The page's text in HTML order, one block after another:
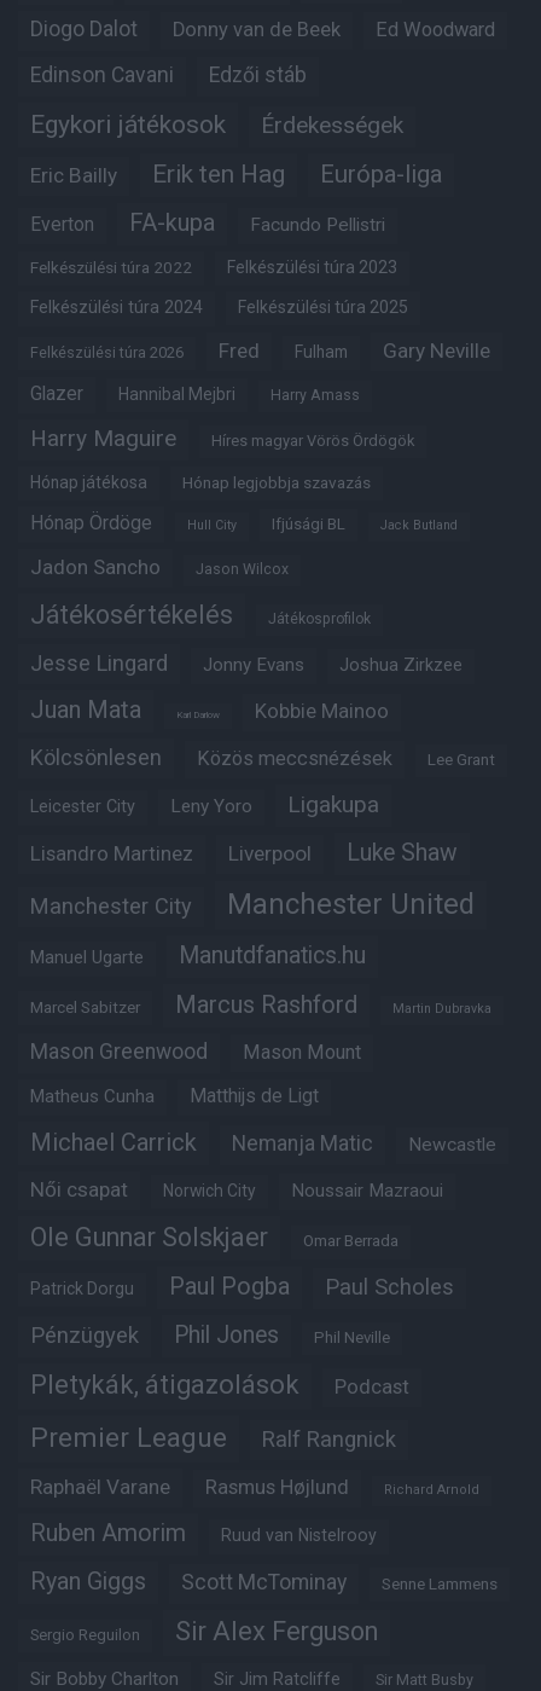
Diogo Dalot Donny van de Beek Ed Woodward
Edinson Cavani Edzői stáb
Egykori játékosok Érdekességek
Eric Bailly Erik ten Hag Európa-liga
Everton FA-kupa Facundo Pellistri
Felkészülési túra 2022 Felkészülési túra 2023
Felkészülési túra 2024 Felkészülési túra 2025
Felkészülési túra 2026 Fred Fulham Gary Neville
Glazer Hannibal Mejbri Harry Amass
Harry Maguire Híres magyar Vörös Ördögök
Hónap játékosa Hónap legjobbja szavazás
Hónap Ördöge Hull City Ifjúsági BL Jack Butland
Jadon Sancho Jason Wilcox
Játékosértékelés Játékosprofilok
Jesse Lingard Jonny Evans Joshua Zirkzee
Juan Mata Karl Darlow Kobbie Mainoo
Kölcsönlesen Közös meccsnézések Lee Grant
Leicester City Leny Yoro Ligakupa
Lisandro Martinez Liverpool Luke Shaw
Manchester City Manchester United
Manuel Ugarte Manutdfanatics.hu
Marcel Sabitzer Marcus Rashford Martin Dubravka
Mason Greenwood Mason Mount
Matheus Cunha Matthijs de Ligt
Michael Carrick Nemanja Matic Newcastle
Női csapat Norwich City Noussair Mazraoui
Ole Gunnar Solskjaer Omar Berrada
Patrick Dorgu Paul Pogba Paul Scholes
Pénzügyek Phil Jones Phil Neville
Pletykák, átigazolások Podcast
Premier League Ralf Rangnick
Raphaël Varane Rasmus Højlund Richard Arnold
Ruben Amorim Ruud van Nistelrooy
Ryan Giggs Scott McTominay Senne Lammens
Sergio Reguilon Sir Alex Ferguson
Sir Bobby Charlton Sir Jim Ratcliffe Sir Matt Busby